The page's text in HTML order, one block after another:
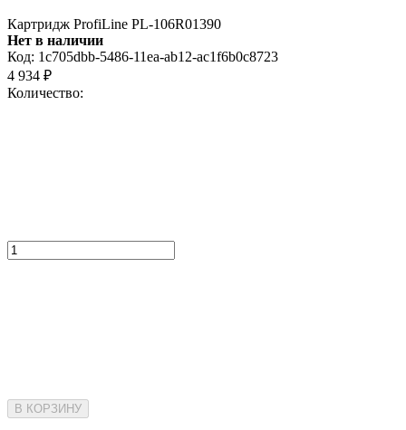
Картридж ProfiLine PL-106R01390
Нет в наличии
Код: 1c705dbb-5486-11ea-ab12-ac1f6b0c8723
4 934 ₽
Количество:
В КОРЗИНУ